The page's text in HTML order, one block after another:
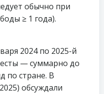
обычно при
≥ 1 года).
2024 по 2025-й
— суммарно до
по стране. В
обсуждали